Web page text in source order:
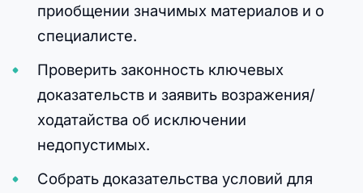
приобщении значимых материалов и о
специалисте.
Проверить законность ключевых
доказательств и заявить возражения/
ходатайства об исключении
недопустимых.
Собрать доказательства условий для